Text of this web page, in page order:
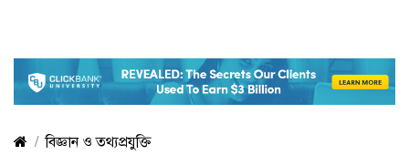
বিজ্ঞান ও তথ্যপ্রযুক্তি